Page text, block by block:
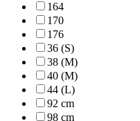
164
170
176
36 (S)
38 (M)
40 (M)
44 (L)
92 cm
98 cm